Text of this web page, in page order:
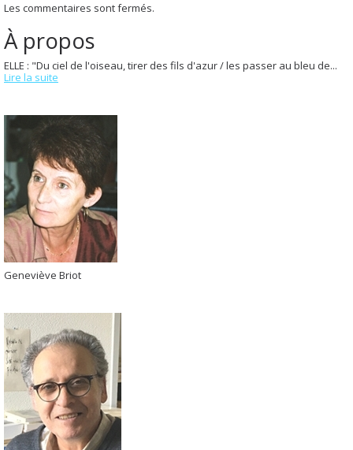
Les commentaires sont fermés.
À propos
ELLE : "Du ciel de l'oiseau, tirer des fils d'azur / les passer au bleu de...
Lire la suite
Geneviève Briot